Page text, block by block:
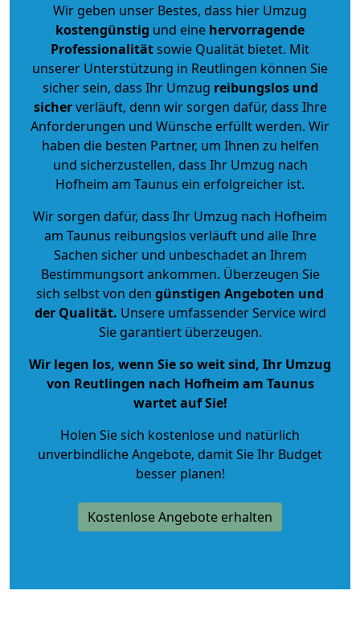
Wir geben unser Bestes, dass hier Umzug
kostengünstig und eine hervorragende
Professionalitätsowie Qualität bietet. Mit
unserer Unterstützung in Reutlingen können Sie
sicher sein, dass Ihr Umzug reibungslos und
sicherverläuft, denn wir sorgen dafür, dass Ihre
Anforderungen und Wünsche erfüllt werden. Wir
haben die besten Partner, um Ihnen zu helfen
und sicherzustellen, dass Ihr Umzug nach
Hofheim am Taunus ein erfolgreicher ist.
Wir sorgen dafür, dass Ihr Umzug nach Hofheim
am Taunus reibungslos verläuft und alle Ihre
Sachen sicher und unbeschadet an Ihrem
Bestimmungsort ankommen. Überzeugen Sie
sich selbst von den günstigen Angeboten und
der Qualität. Unsere umfassender Service wird
Sie garantiert überzeugen.
Wir legen los, wenn Sie so weit sind, Ihr Umzug
von Reutlingen nach Hofheim am Taunus
wartet auf Sie!
Holen Sie sich kostenlose und natürlich
unverbindliche Angebote, damit Sie Ihr Budget
besser planen!
Kostenlose Angebote erhalten